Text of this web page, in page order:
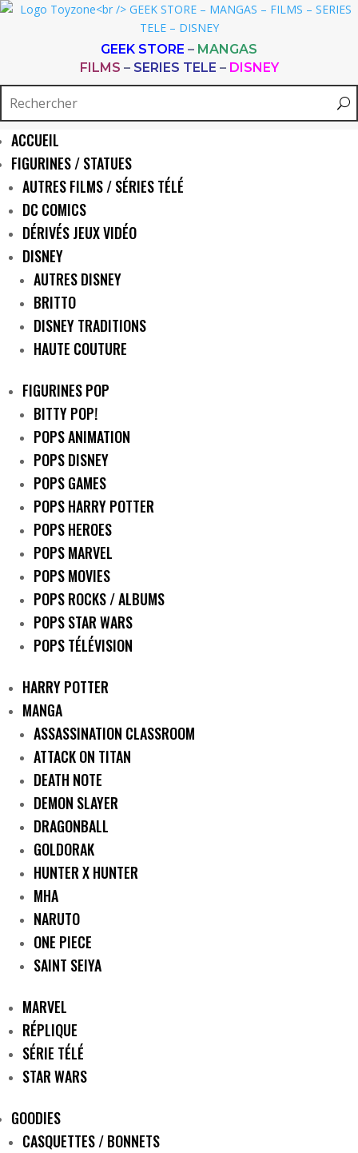
GEEK STORE – MANGAS
FILMS – SERIES TELE – DISNEY
ACCUEIL
FIGURINES / STATUES
AUTRES FILMS / SÉRIES TÉLÉ
DC COMICS
DÉRIVÉS JEUX VIDÉO
DISNEY
AUTRES DISNEY
BRITTO
DISNEY TRADITIONS
HAUTE COUTURE
FIGURINES POP
BITTY POP!
POPS ANIMATION
POPS DISNEY
POPS GAMES
POPS HARRY POTTER
POPS HEROES
POPS MARVEL
POPS MOVIES
POPS ROCKS / ALBUMS
POPS STAR WARS
POPS TÉLÉVISION
HARRY POTTER
MANGA
ASSASSINATION CLASSROOM
ATTACK ON TITAN
DEATH NOTE
DEMON SLAYER
DRAGONBALL
GOLDORAK
HUNTER X HUNTER
MHA
NARUTO
ONE PIECE
SAINT SEIYA
MARVEL
RÉPLIQUE
SÉRIE TÉLÉ
STAR WARS
GOODIES
CASQUETTES / BONNETS